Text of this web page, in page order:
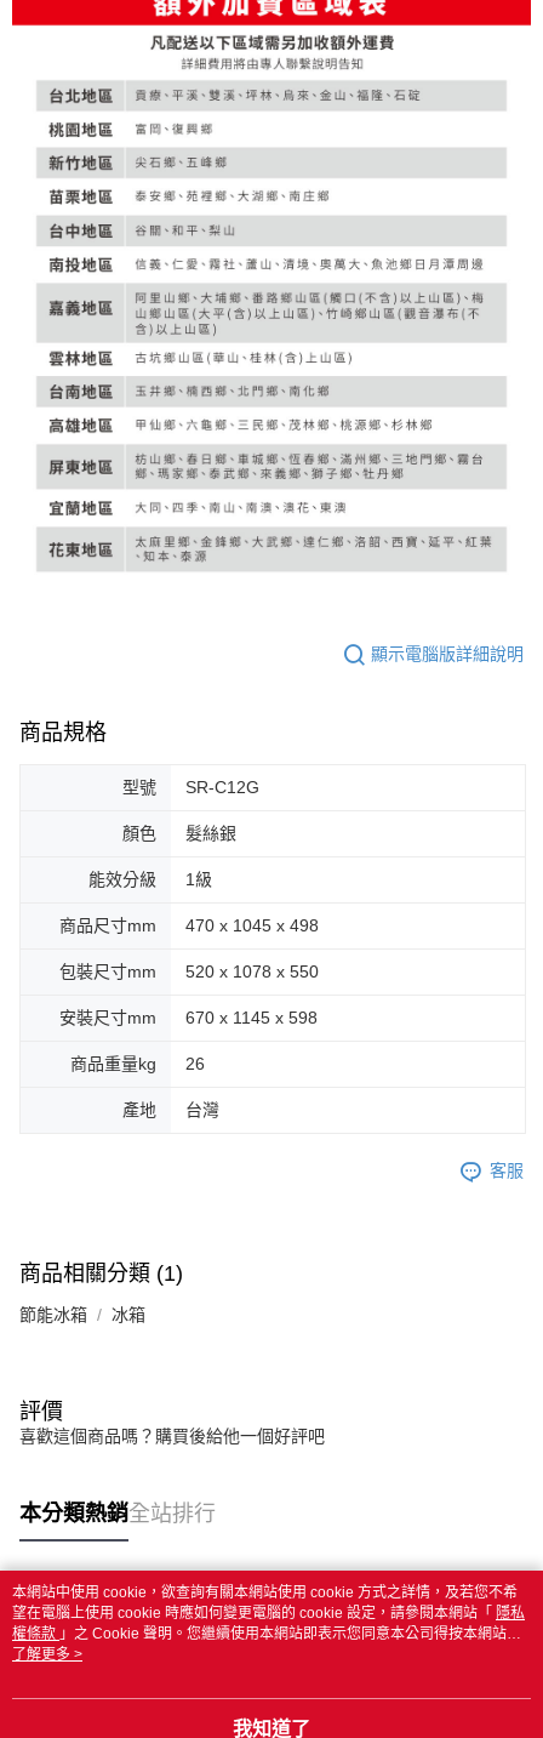
顯示電腦版詳細說明
商品規格
型號 SR-C12G
顏色 髮絲銀
能效分級 1級
商品尺寸mm 470 x 1045 x 498
包裝尺寸mm 520 x 1078 x 550
安裝尺寸mm 670 x 1145 x 598
商品重量kg 26
產地 台灣
客服
商品相關分類 (1)
節能冰箱 冰箱
評價
喜歡這個商品嗎？購買後給他一個好評吧
本分類熱銷全站排行
熱門標籤
本網站中使用 cookie，欲查詢有關本網站使用 cookie 方式之詳情，及若您不希
望在電腦上使用 cookie 時應如何變更電腦的 cookie 設定，請參閱本網站「 隱私
權條款 」之 Cookie 聲明。您繼續使用本網站即表示您同意本公司得按本網站使
用條款之 Cookie 聲明使用 cookie。
了解更多 >
我知道了